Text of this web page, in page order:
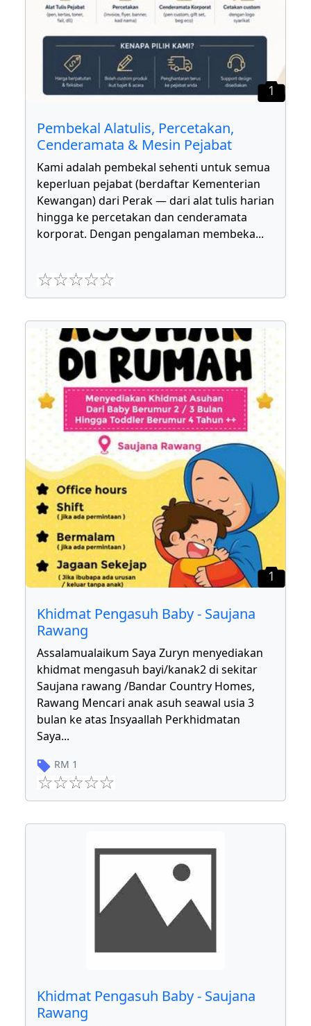
1
Pembekal Alatulis, Percetakan,
Cenderamata & Mesin Pejabat
Kami adalah pembekal sehenti untuk semua
keperluan pejabat (berdaftar Kementerian
Kewangan) dari Perak — dari alat tulis harian
hingga ke percetakan dan cenderamata
korporat. Dengan pengalaman membeka...
1
Khidmat Pengasuh Baby - Saujana
Rawang
Assalamualaikum Saya Zuryn menyediakan
khidmat mengasuh bayi/kanak2 di sekitar
Saujana rawang /Bandar Country Homes,
Rawang Mencari anak asuh seawal usia 3
bulan ke atas Insyaallah Perkhidmatan
Saya...
RM 1
Khidmat Pengasuh Baby - Saujana
Rawang